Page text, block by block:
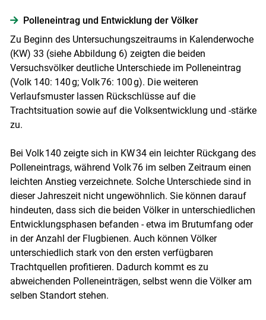
Polleneintrag und Entwicklung der Völker
Zu Beginn des Untersuchungszeitraums in Kalenderwoche
(KW) 33 (siehe Abbildung 6) zeigten die beiden
Versuchsvölker deutliche Unterschiede im Polleneintrag
(Volk 140: 140 g; Volk 76: 100 g). Die weiteren
Verlaufsmuster lassen Rückschlüsse auf die
Trachtsituation sowie auf die Volksentwicklung und -stärke
zu.
Bei Volk 140 zeigte sich in KW 34 ein leichter Rückgang des
Polleneintrags, während Volk 76 im selben Zeitraum einen
leichten Anstieg verzeichnete. Solche Unterschiede sind in
dieser Jahreszeit nicht ungewöhnlich. Sie können darauf
hindeuten, dass sich die beiden Völker in unterschiedlichen
Entwicklungsphasen befanden - etwa im Brutumfang oder
in der Anzahl der Flugbienen. Auch können Völker
unterschiedlich stark von den ersten verfügbaren
Trachtquellen profitieren. Dadurch kommt es zu
abweichenden Polleneinträgen, selbst wenn die Völker am
selben Standort stehen.